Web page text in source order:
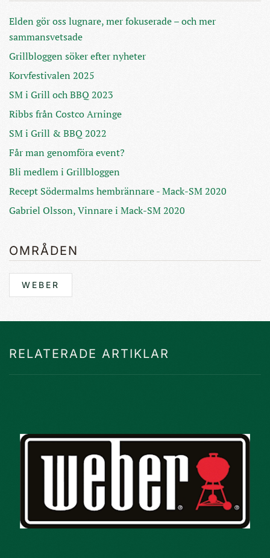
Elden gör oss lugnare, mer fokuserade – och mer
sammansvetsade
Grillbloggen söker efter nyheter
Korvfestivalen 2025
SM i Grill och BBQ 2023
Ribbs från Costco Arninge
SM i Grill & BBQ 2022
Får man genomföra event?
Bli medlem i Grillbloggen
Recept Södermalms hembrännare - Mack-SM 2020
Gabriel Olsson, Vinnare i Mack-SM 2020
OMRÅDEN
WEBER
RELATERADE ARTIKLAR